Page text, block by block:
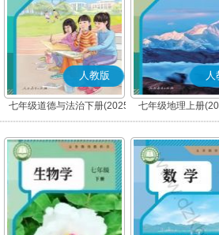
人教版
七年级道德与法治下册(2025
春版)(部编版)
人
七年级地理上册